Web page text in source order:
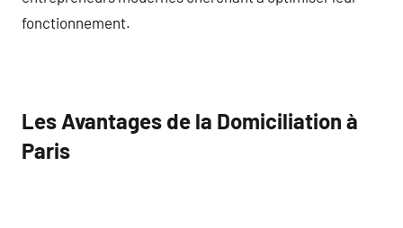
fonctionnement.
Les Avantages de la Domiciliation à
Paris